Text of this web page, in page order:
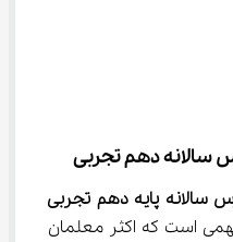
سالانه دهم تجربی
سالانه پایه دهم تجربی
است که اکثر معلمان